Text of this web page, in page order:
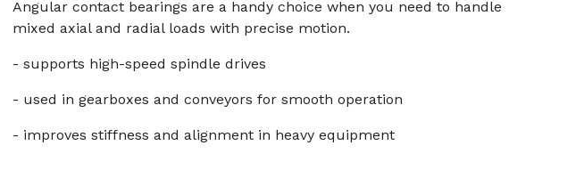
Angular contact bearings are a handy choice when you need to handle
mixed axial and radial loads with precise motion.
- supports high-speed spindle drives
- used in gearboxes and conveyors for smooth operation
- improves stiffness and alignment in heavy equipment